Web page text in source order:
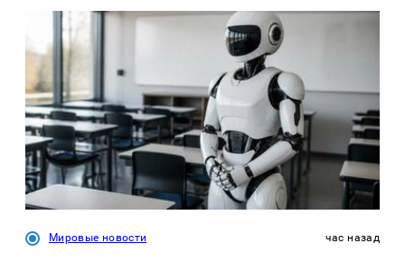
Мировые новости час назад